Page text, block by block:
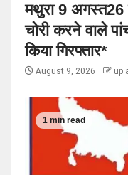
मथुरा 9 अगस्त26
चोरी करने वाले
किया गिरफ्तार*
August 9, 2026 up
1 min read